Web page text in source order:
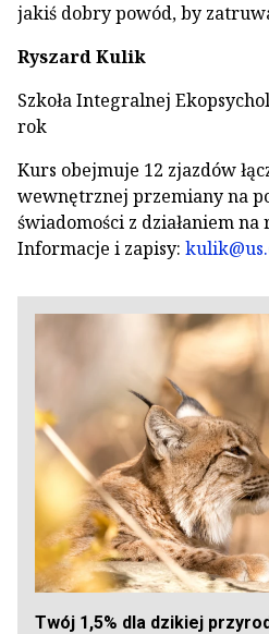
jakiś dobry powód, by
Ryszard Kulik
Szkoła Integralnej
rok
Kurs obejmuje 12 zjazdów
wewnętrznej przemiany na
świadomości z działaniem
Informacje i zapisy:
Twój 1,5% dla dzikiej